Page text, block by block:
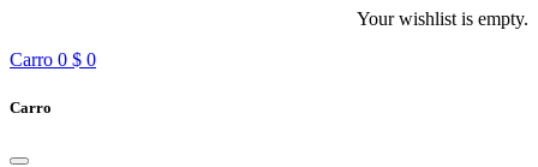
Your wishlist is empty.
Carro 0 $ 0
Carro